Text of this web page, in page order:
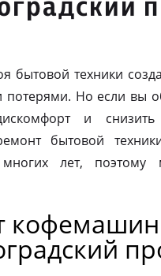
бытовой техники
Но если вы
и
бытовой
многих лет,
кофемашин